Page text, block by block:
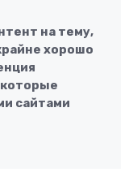
на тему,
хорошо
сайтами